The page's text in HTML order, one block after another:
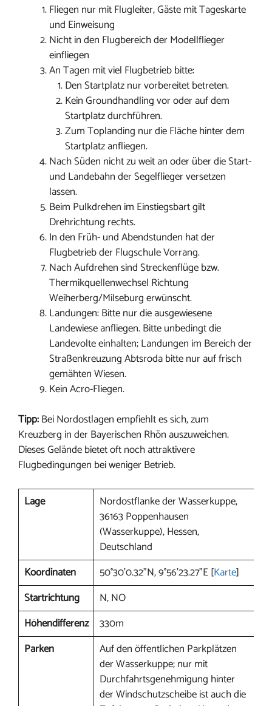
Fliegen nur mit Flugleiter, Gäste mit Tageskarte
und Einweisung
Nicht in den Flugbereich der Modellflieger
einfliegen
An Tagen mit viel Flugbetrieb bitte:
Den Startplatz nur vorbereitet betreten.
Kein Groundhandling vor oder auf dem
Startplatz durchführen.
Zum Toplanding nur die Fläche hinter dem
Startplatz anfliegen.
Nach Süden nicht zu weit an oder über die Start-
und Landebahn der Segelflieger versetzen
lassen.
Beim Pulkdrehen im Einstiegsbart gilt
Drehrichtung rechts.
In den Früh- und Abendstunden hat der
Flugbetrieb der Flugschule Vorrang.
Nach Aufdrehen sind Streckenflüge bzw.
Thermikquellenwechsel Richtung
Weiherberg/Milseburg erwünscht.
Landungen: Bitte nur die ausgewiesene
Landewiese anfliegen. Bitte unbedingt die
Landevolte einhalten; Landungen im Bereich der
Straßenkreuzung Abtsroda bitte nur auf frisch
gemähten Wiesen.
Kein Acro-Fliegen.
Tipp:Bei Nordostlagen empfiehlt es sich, zum
Kreuzberg in der Bayerischen Rhön auszuweichen.
Dieses Gelände bietet oft noch attraktivere
Flugbedingungen bei weniger Betrieb.
Lage
Nordostflanke der Wasserkuppe,
36163 Poppenhausen
(Wasserkuppe), Hessen,
Deutschland
Koordinaten
50°30’0.32”N, 9°56’23.27”E [Karte]
Startrichtung
N, NO
Höhendifferenz
330m
Parken
Auf den öffentlichen Parkplätzen
der Wasserkuppe; nur mit
Durchfahrtsgenehmigung hinter
der Windschutzscheibe ist auch die